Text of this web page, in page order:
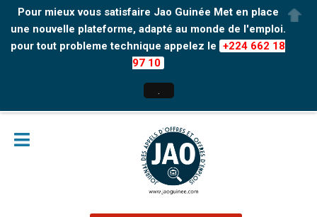
Pour mieux vous satisfaire Jao Guinée Met en place
une nouvelle plateforme, adapté au monde de l'emploi.
pour tout probleme technique appelez le +224 662 18
97 10